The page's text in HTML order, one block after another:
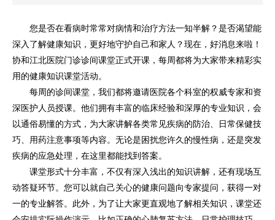
您是否在看病时常常对病情和治疗方法一知半解？是否渴望能
深入了解健康知识，更好地守护自己和家人？现在，好消息来啦！
协和江北医院门诊诊间课堂正式开课，每周都将为大家带来精彩实
用的健康知识课堂活动。
每周的诊间课堂，我们都将邀请医院各个科室的权威专家和资
深医护人员授课。他们拥有丰富的临床经验和深厚的专业知识，会
以通俗易懂的方式，为大家讲解各类常见疾病的防治、日常保健技
巧、用药注意事项等内容。无论是困扰您许久的慢性病，还是突发
疾病的应急处理，在这里都能找到答案。
课堂形式十分丰富，不仅有深入浅出的知识讲解，还有现场互
动答疑环节。您可以就自己关心的健康问题向专家提问，获得一对
一的专业解答。此外，为了让大家更直观地了解相关知识，课堂还